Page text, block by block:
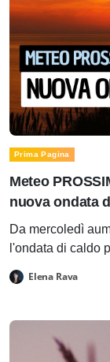
Prima Pagina
Meteo
nuova ondata
Da mercoledì
l'ondata di caldo
Elena Rava